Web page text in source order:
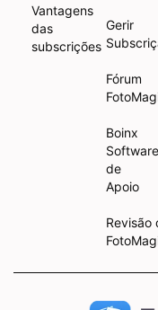
Vantagens
das
subscrições
Gerir
Fórum
Boinx
Software
de
Apoio
Revisão